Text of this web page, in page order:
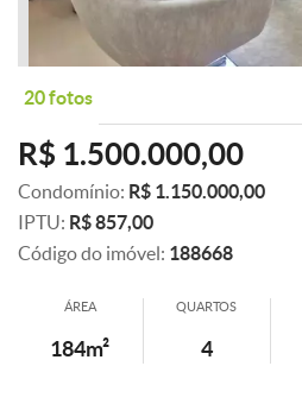
20 fotos
R$ 1.500.000,00
Condomínio: R$ 1.150.000,00
IPTU: R$ 857,00
Código do imóvel: 188668
ÁREA
184m²
QUARTOS
4